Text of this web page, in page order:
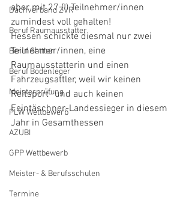
Dachverband ZVR
Beruf Raumausstatter
Beruf Sattler
Beruf Bodenleger
Meisterprüfung
PLW Wettbewerb
AZUBI
GPP Wettbewerb
Meister- & Berufsschulen
Termine
aber mit 27 (!) Teilnehmer/innen
zumindest voll gehalten!
Hessen schickte diesmal nur zwei
Teilnehmer/innen, eine
Raumausstatterin und einen
Fahrzeugsattler, weil wir keinen
Reitsport- und auch keinen
Feintäschner-Landessieger in diesem
Jahr in Gesamthessen